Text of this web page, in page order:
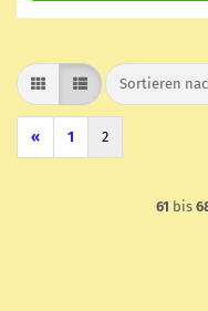
Sortieren
Sortieren
« 1 2
61 bis